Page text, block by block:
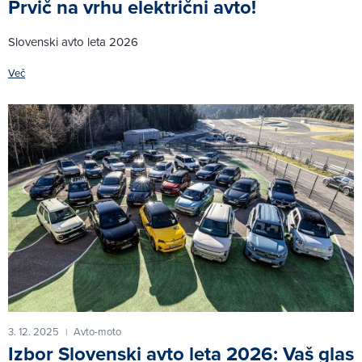
Prvič na vrhu električni avto!
Slovenski avto leta 2026
Več
3. 12. 2025 | Avto-moto
Izbor Slovenski avto leta 2026: Vaš glas